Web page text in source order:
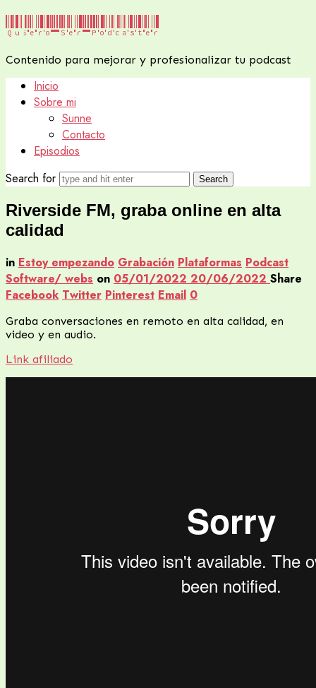
Quiero
Podcaster
Quiero Ser Podcaster
Contenido para mejorar y profesionalizar tu podcast
Inicio
Sobre mi
Sunne
Contacto
Episodios
Search for
Riverside FM, graba online en alta
calidad
in Estoy empezando Grabación Plataformas Podcast
Software/ webs on 05/01/2022 20/06/2022 Share
Facebook Twitter Pinterest Email 0
Graba conversaciones en remoto en alta calidad, en
video y en audio.
Link afiliado